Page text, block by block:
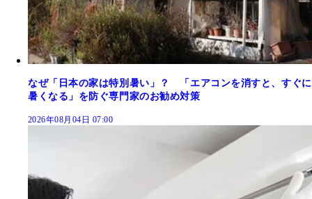
なぜ「日本の家は特別暑い」？ 「エアコンを消すと、すぐに
暑くなる」を防ぐ専門家のお勧め対策
2026年08月04日 07:00